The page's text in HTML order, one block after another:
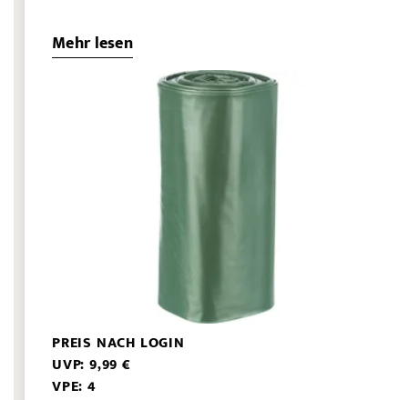
Mehr lesen
PREIS NACH LOGIN
UVP: 9,99 €
VPE: 4